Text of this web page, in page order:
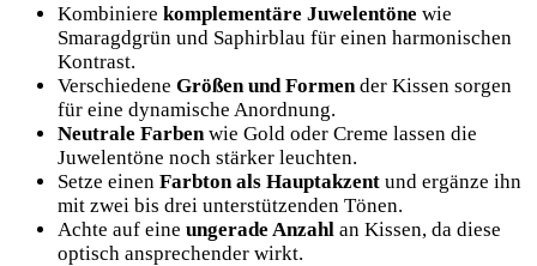
Kombiniere komplementäre Juwelentöne wie
Smaragdgrün und Saphirblau für einen harmonischen
Kontrast.
Verschiedene Größen und Formender Kissen sorgen
für eine dynamische Anordnung.
Neutrale Farbenwie Gold oder Creme lassen die
Juwelentöne noch stärker leuchten.
Setze einen Farbton als Hauptakzent und ergänze ihn
mit zwei bis drei unterstützenden Tönen.
Achte auf eine ungerade Anzahl an Kissen, da diese
optisch ansprechender wirkt.